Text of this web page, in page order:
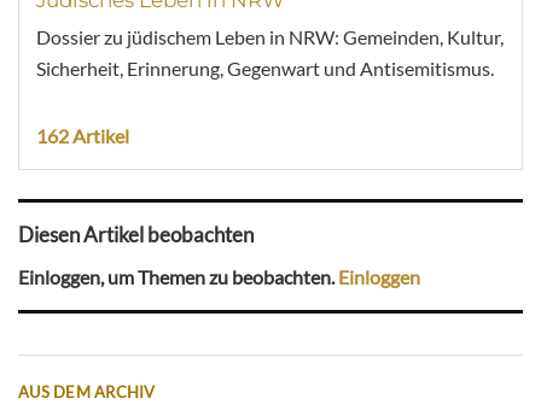
Dossier zu jüdischem Leben in NRW: Gemeinden, Kultur,
Sicherheit, Erinnerung, Gegenwart und Antisemitismus.
162 Artikel
Diesen Artikel beobachten
Einloggen, um Themen zu beobachten.Einloggen
AUS DEM ARCHIV